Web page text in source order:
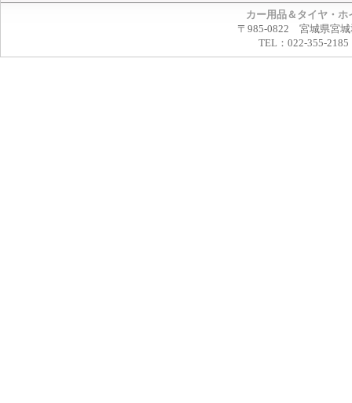
カー用品＆タイヤ・
〒985-0822 宮城県宮城
TEL：022-355-